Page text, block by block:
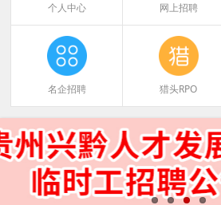
个人中心 网上招聘
名企招聘 猎头RPO